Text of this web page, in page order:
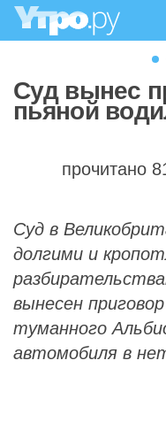
Суд вынес
пьяной
прочитано
Суд в
долгими и
вынесен
туманного
автомобиля в